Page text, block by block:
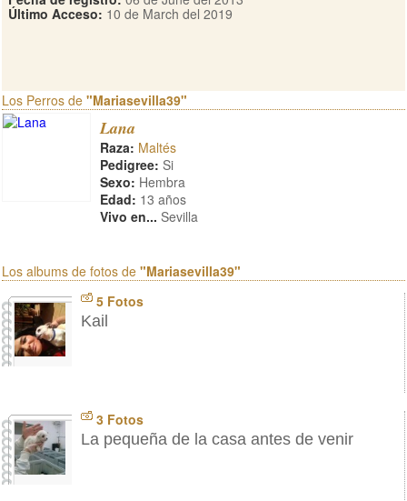
Último Acceso: 10 de March del 2019
Los Perros de "Mariasevilla39"
Lana
Raza: Maltés
Pedigree: Si
Sexo: Hembra
Edad: 13 años
Vivo en... Sevilla
Los albums de fotos de "Mariasevilla39"
5 Fotos
Kail
3 Fotos
La pequeña de la casa antes de venir